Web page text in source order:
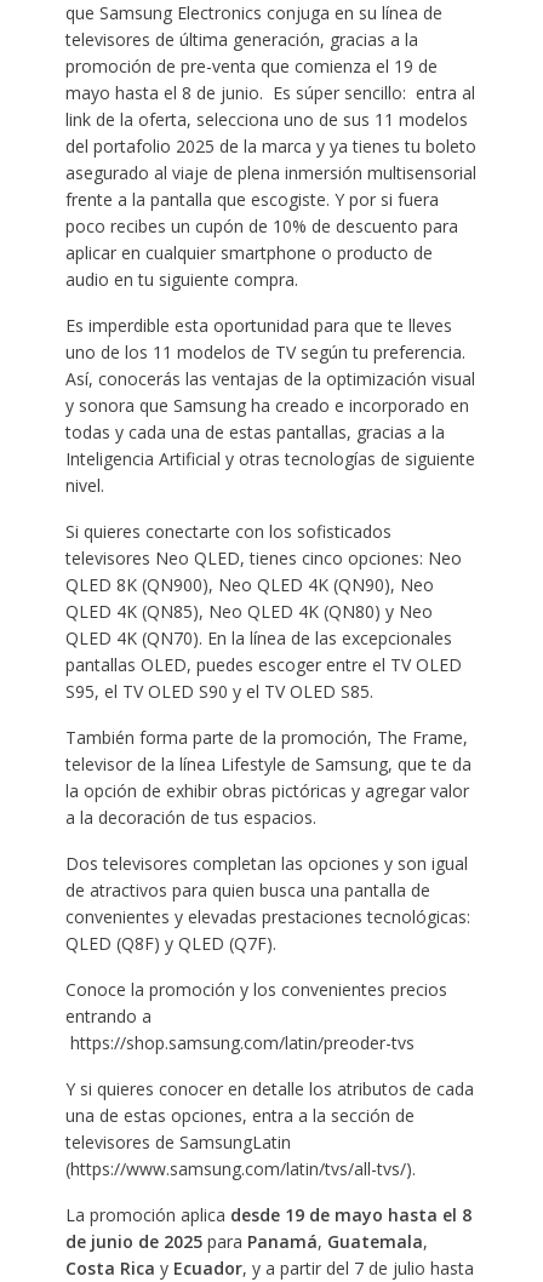
que Samsung Electronics conjuga en su línea de
televisores de última generación, gracias a la
promoción de pre-venta que comienza el 19 de
mayo hasta el 8 de junio. Es súper sencillo: entra al
link de la oferta, selecciona uno de sus 11 modelos
del portafolio 2025 de la marca y ya tienes tu boleto
asegurado al viaje de plena inmersión multisensorial
frente a la pantalla que escogiste. Y por si fuera
poco recibes un cupón de 10% de descuento para
aplicar en cualquier smartphone o producto de
audio en tu siguiente compra.
Es imperdible esta oportunidad para que te lleves
uno de los 11 modelos de TV según tu preferencia.
Así, conocerás las ventajas de la optimización visual
y sonora que Samsung ha creado e incorporado en
todas y cada una de estas pantallas, gracias a la
Inteligencia Artificial y otras tecnologías de siguiente
nivel.
Si quieres conectarte con los sofisticados
televisores Neo QLED, tienes cinco opciones: Neo
QLED 8K (QN900), Neo QLED 4K (QN90), Neo
QLED 4K (QN85), Neo QLED 4K (QN80) y Neo
QLED 4K (QN70). En la línea de las excepcionales
pantallas OLED, puedes escoger entre el TV OLED
S95, el TV OLED S90 y el TV OLED S85.
También forma parte de la promoción, The Frame,
televisor de la línea Lifestyle de Samsung, que te da
la opción de exhibir obras pictóricas y agregar valor
a la decoración de tus espacios.
Dos televisores completan las opciones y son igual
de atractivos para quien busca una pantalla de
convenientes y elevadas prestaciones tecnológicas:
QLED (Q8F) y QLED (Q7F).
Conoce la promoción y los convenientes precios
entrando a
https://shop.samsung.com/latin/preoder-tvs
Y si quieres conocer en detalle los atributos de cada
una de estas opciones, entra a la sección de
televisores de SamsungLatin
(https://www.samsung.com/latin/tvs/all-tvs/).
La promoción aplica desde 19 de mayo hasta el 8
de junio de 2025para Panamá, Guatemala,
Costa Rica y Ecuador, y a partir del 7 de julio hasta